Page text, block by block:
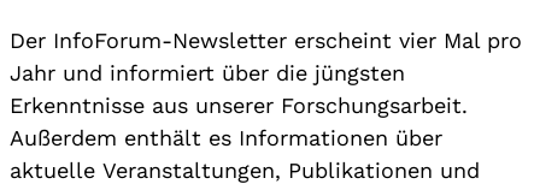
Der InfoForum-Newsletter erscheint vier Mal pro
Jahr und informiert über die jüngsten
Erkenntnisse aus unserer Forschungsarbeit.
Außerdem enthält es Informationen über
aktuelle Veranstaltungen, Publikationen und